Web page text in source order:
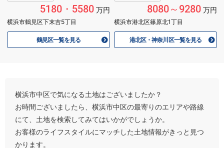
5180・5580万円
横浜市鶴見区下末吉5丁目
鶴見区一覧を見る
8080～9280万円
横浜市港北区篠原北1丁目
港北区・神奈川区一覧を見る
横浜市中区で気になる土地はございましたか？
お時間ございましたら、横浜市中区の最寄りのエリアや路線
にて、土地を検索してみてはいかがでしょうか。
お客様のライフスタイルにマッチした土地情報がきっと見つ
かります。